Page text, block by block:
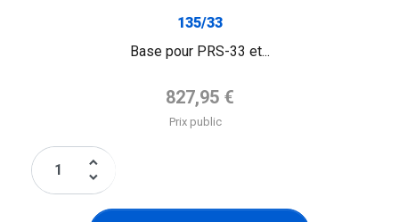
135/33
Base pour PRS-33 et...
Prix de base
827,95 €
Prix public
keyboard_arrow_up
keyboard_arrow_down